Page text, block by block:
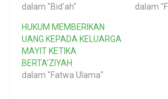
dalam "Bid'ah"
dalam
HUKUM MEMBERIKAN
UANG KEPADA KELUARGA
MAYIT KETIKA
BERTA’ZIYAH
dalam "Fatwa Ulama"